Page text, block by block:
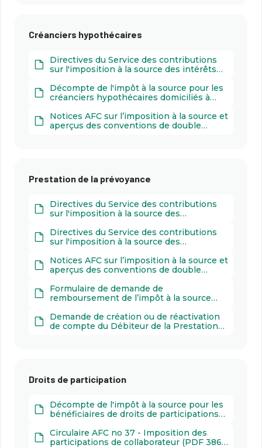
Créanciers hypothécaires
Directives du Service des contributions
sur l'imposition à la source des intérêts
qui ne sont ni domiciliées ni en séjour en
Suisse (PDF 283 k)
Décompte de l'impôt à la source pour les
créanciers hypothécaires domiciliés à
Notices AFC sur l’imposition à la source et
aperçus des conventions de double
Prestation de la prévoyance
Directives du Service des contributions
sur l'imposition à la source des
des institutions de droit public à des
personnes qui ne sont ni domiciliées ni
Directives du Service des contributions
sur l'imposition à la source des
des institutions de droit privé à des
personnes qui ne sont ni domiciliées ni
Notices AFC sur l’imposition à la source et
aperçus des conventions de double
Formulaire de demande de
remboursement de l’impôt à la source
d’institutions de prévoyance ayant leur
siège en Suisse (PDF 147 k)
Demande de création ou de réactivation
de compte du Débiteur de la Prestation
Droits de participation
Décompte de l'impôt à la source pour les
bénéficiaires de droits de participations
Circulaire AFC no 37 - Imposition des
participations de collaborateur (PDF 386